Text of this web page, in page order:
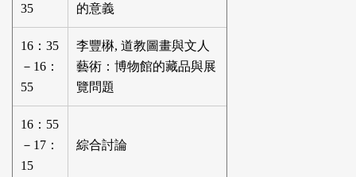
35
的意義
16：35
－16：
55
李豐楙, 道教圖畫與文人
藝術：博物館的藏品與展
覽問題
16：55
－17：
15
綜合討論